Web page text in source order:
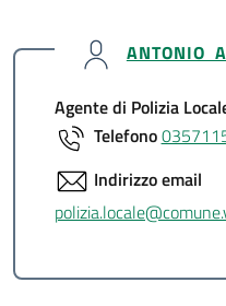
ANTONIO
Agente di Polizia
Telefono
Indirizzo email